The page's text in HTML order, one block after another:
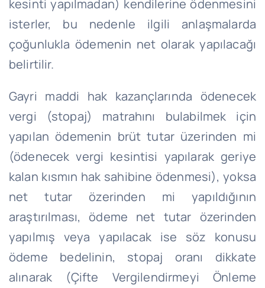
kesinti yapılmadan) kendilerine ödenmesini
isterler, bu nedenle ilgili anlaşmalarda
çoğunlukla ödemenin net olarak yapılacağı
belirtilir.
Gayri maddi hak kazançlarında ödenecek
vergi (stopaj) matrahını bulabilmek için
yapılan ödemenin brüt tutar üzerinden mi
(ödenecek vergi kesintisi yapılarak geriye
kalan kısmın hak sahibine ödenmesi), yoksa
net tutar özerinden mi yapıldığının
araştırılması, ödeme net tutar özerinden
yapılmış veya yapılacak ise söz konusu
ödeme bedelinin, stopaj oranı dikkate
alınarak (Çifte Vergilendirmeyi Önleme